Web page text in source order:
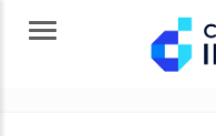
Menu